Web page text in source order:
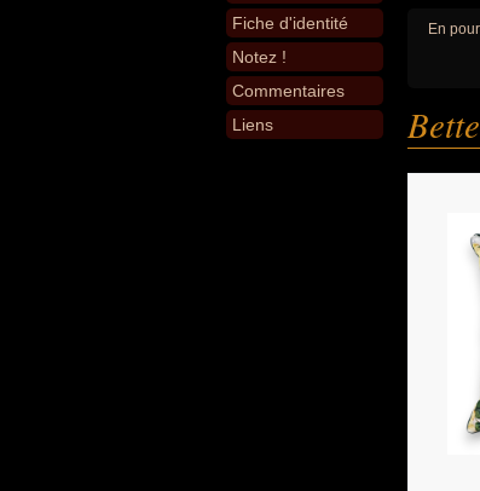
Fiche d'identité
Notez !
Commentaires
Liens
En